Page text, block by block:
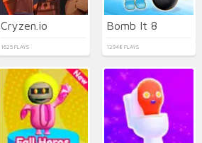
Cryzen.io
1625 PLAYS
Bomb It 8
12948 PLAYS